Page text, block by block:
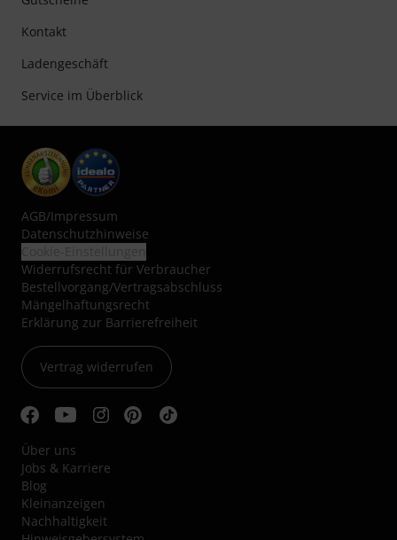
Kontakt
Ladengeschäft
Service im Überblick
AGB/Impressum
Datenschutzhinweise
Widerrufsrecht für Verbraucher
Bestellvorgang/Vertragsabschluss
Mängelhaftungsrecht
Erklärung zur Barrierefreiheit
Vertrag widerrufen
Über uns
Jobs & Karriere
Blog
Kleinanzeigen
Nachhaltigkeit